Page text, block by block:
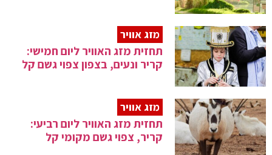
מזג אוויר
תחזית מזג האוויר ליום חמישי:
קריר ונעים, בצפון צפוי גשם קל
מזג אוויר
תחזית מזג האוויר ליום רביעי:
קריר, צפוי גשם מקומי קל